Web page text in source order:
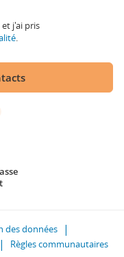
et j'ai pris
.
des données
Règles communautaires